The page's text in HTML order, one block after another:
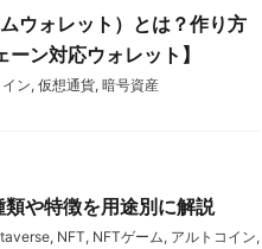
ウォレット）とは？作り方
ン対応ウォレット】
ン, 仮想通貨, 暗号資産
や特徴を用途別に解説
, NFT, NFTゲーム, アルトコイン,